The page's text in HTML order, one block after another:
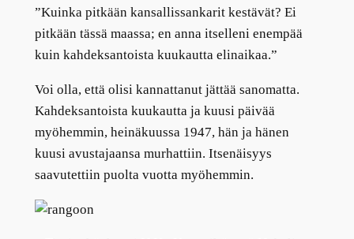
”Kuinka pitkään kansallissankarit kestävät? Ei
pitkään tässä maassa; en anna itselleni enempää
kuin kahdeksantoista kuukautta elinaikaa.”
Voi olla, että olisi kannattanut jättää sanomatta.
Kahdeksantoista kuukautta ja kuusi päivää
myöhemmin, heinäkuussa 1947, hän ja hänen
kuusi avustajaansa murhattiin. Itsenäisyys
saavutettiin puolta vuotta myöhemmin.